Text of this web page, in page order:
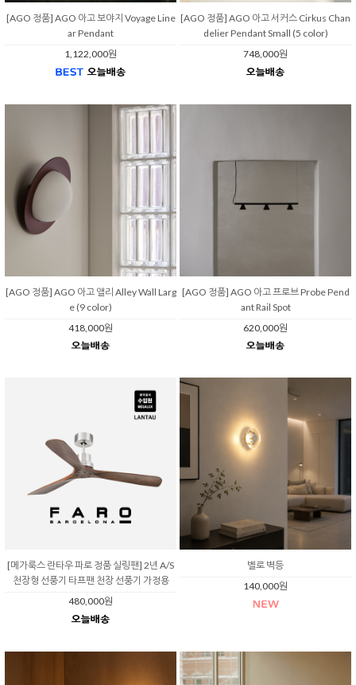
[AGO 정품] AGO 아고 보야지 Voyage Line
ar Pendant
1,122,000원
[AGO 정품] AGO 아고 서커스 Cirkus Chan
delier Pendant Small (5 color)
748,000원
[AGO 정품] AGO 아고 앨리 Alley Wall Larg
e (9 color)
418,000원
[AGO 정품] AGO 아고 프로브 Probe Pend
ant Rail Spot
620,000원
[메가룩스 란타우 파로 정품 실링팬] 2년 A/S
천장형 선풍기 타프팬 천장 선풍기 가정용
480,000원
벨로 벽등
140,000원